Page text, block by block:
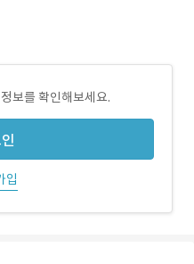
보를 확인해보세요.
입